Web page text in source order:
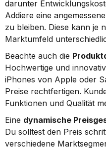
darunter
Addiere eine
zu bleiben. Diese kann je
Marktumfeld
Beachte auch die
Hochwertige und
iPhones von Apple oder
Preise rechtfertigen.
Funktionen und Qualität
Eine dynamische
Du solltest den Preis
verschiedene